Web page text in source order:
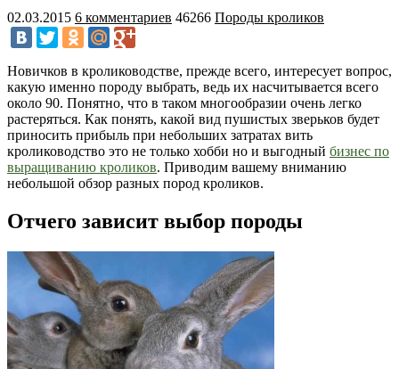
02.03.2015 6 комментариев 46266 Породы кроликов
Новичков в кролиководстве, прежде всего, интересует вопрос,
какую именно породу выбрать, ведь их насчитывается всего
около 90. Понятно, что в таком многообразии очень легко
растеряться. Как понять, какой вид пушистых зверьков будет
приносить прибыль при небольших затратах вить
кролиководство это не только хобби но и выгодный бизнес по
выращиванию кроликов. Приводим вашему вниманию
небольшой обзор разных пород кроликов.
Отчего зависит выбор породы